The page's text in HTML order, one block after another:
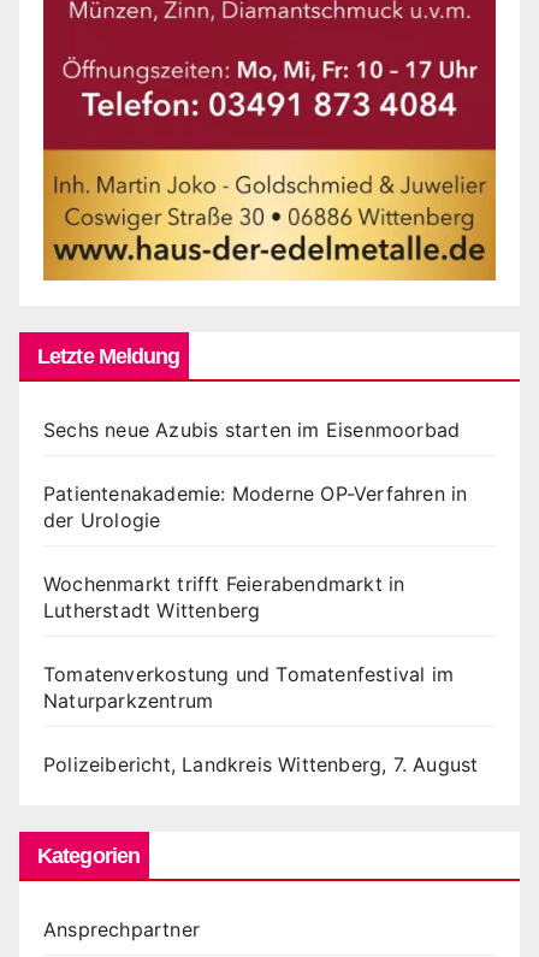
Letzte Meldung
Sechs neue Azubis starten im Eisenmoorbad
Patientenakademie: Moderne OP-Verfahren in
der Urologie
Wochenmarkt trifft Feierabendmarkt in
Lutherstadt Wittenberg
Tomatenverkostung und Tomatenfestival im
Naturparkzentrum
Polizeibericht, Landkreis Wittenberg, 7. August
Kategorien
Ansprechpartner